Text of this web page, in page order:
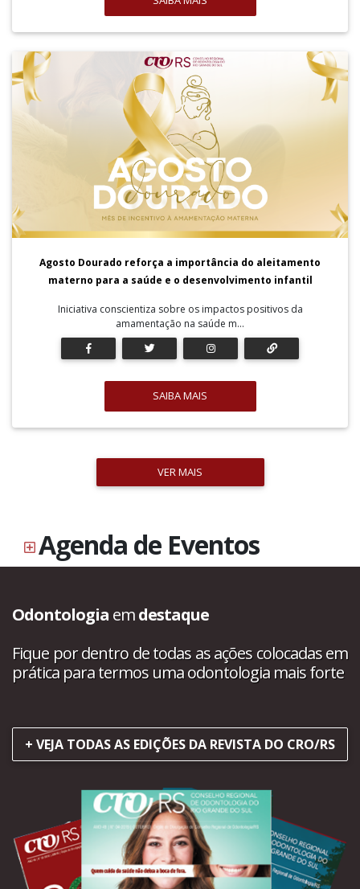
Agosto Dourado reforça a importância do aleitamento
materno para a saúde e o desenvolvimento infantil
Iniciativa conscientiza sobre os impactos positivos da
amamentação na saúde m...
SAIBA MAIS
VER MAIS
Agenda de Eventos
Odontologia emdestaque
Fique por dentro de todas as ações colocadas em
prática para termos uma odontologia mais forte
+ VEJA TODAS AS EDIÇÕES DA REVISTA DO CRO/RS